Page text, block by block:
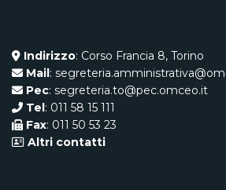
Indirizzo: Corso Francia 8, Torino
Mail:
Pec: segreteria.to@pec.omceo.it
Tel: 011 58 15 111
Fax: 011 50 53 23
Altri contatti